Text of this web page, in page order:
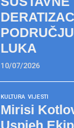
LUKA
10/07/2026
KULTURA VIJESTI
Mirisi
Uspjeh